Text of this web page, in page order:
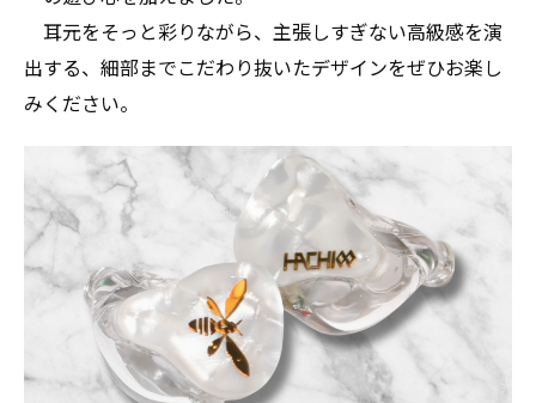
耳元をそっと彩りながら、主張しすぎない高級感を演
出する、細部までこだわり抜いたデザインをぜひお楽し
みください。